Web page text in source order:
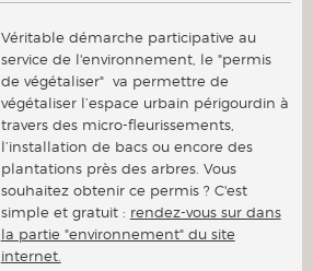
Véritable démarche participative au
service de l'environnement, le "permis
de végétaliser" va permettre de
végétaliser l’espace urbain périgourdin à
travers des micro-fleurissements,
l’installation de bacs ou encore des
plantations près des arbres. Vous
souhaitez obtenir ce permis ? C'est
simple et gratuit : rendez-vous sur dans
la partie "environnement" du site
internet.